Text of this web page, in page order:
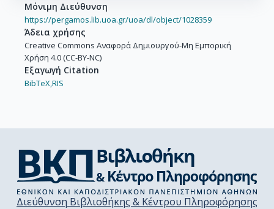
Μόνιμη Διεύθυνση
https://pergamos.lib.uoa.gr/uoa/dl/object/1028359
Άδεια χρήσης
Creative Commons Αναφορά Δημιουργού-Μη Εμπορική
Χρήση 4.0 (CC-BY-NC)
Εξαγωγή Citation
BibTeX,RIS
Διεύθυνση Βιβλιοθήκης & Κέντρου Πληροφόρησης